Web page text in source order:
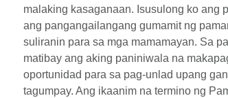
malaking kasaganaan. Isusulong ko ang
ang pangangailangang gumamit ng
suliranin para sa mga mamamayan. Sa
matibay ang aking paniniwala na
oportunidad para sa pag-unlad upang
tagumpay. Ang ikaanim na termino ng